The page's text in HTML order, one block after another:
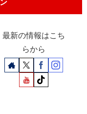
ン
最新の情報はこち
らから